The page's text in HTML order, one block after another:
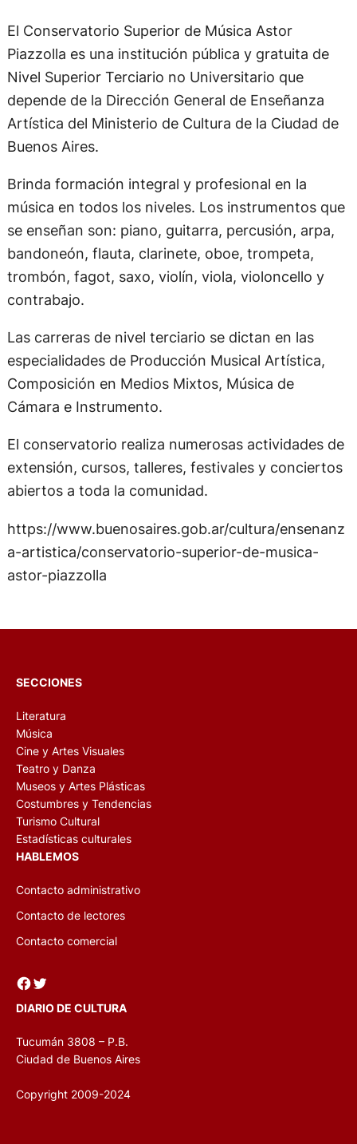
El Conservatorio Superior de Música Astor
Piazzolla es una institución pública y gratuita de
Nivel Superior Terciario no Universitario que
depende de la Dirección General de Enseñanza
Artística del Ministerio de Cultura de la Ciudad de
Buenos Aires.
Brinda formación integral y profesional en la
música en todos los niveles. Los instrumentos que
se enseñan son: piano, guitarra, percusión, arpa,
bandoneón, flauta, clarinete, oboe, trompeta,
trombón, fagot, saxo, violín, viola, violoncello y
contrabajo.
Las carreras de nivel terciario se dictan en las
especialidades de Producción Musical Artística,
Composición en Medios Mixtos, Música de
Cámara e Instrumento.
El conservatorio realiza numerosas actividades de
extensión, cursos, talleres, festivales y conciertos
abiertos a toda la comunidad.
https://www.buenosaires.gob.ar/cultura/ensenanz
a-artistica/conservatorio-superior-de-musica-
astor-piazzolla
SECCIONES
Literatura
Música
Cine y Artes Visuales
Teatro y Danza
Museos y Artes Plásticas
Costumbres y Tendencias
Turismo Cultural
Estadísticas culturales
HABLEMOS
Contacto administrativo
Contacto de lectores
Contacto comercial
Facebook Twitter
DIARIO DE CULTURA
Tucumán 3808 – P.B.
Ciudad de Buenos Aires
Copyright 2009-2024